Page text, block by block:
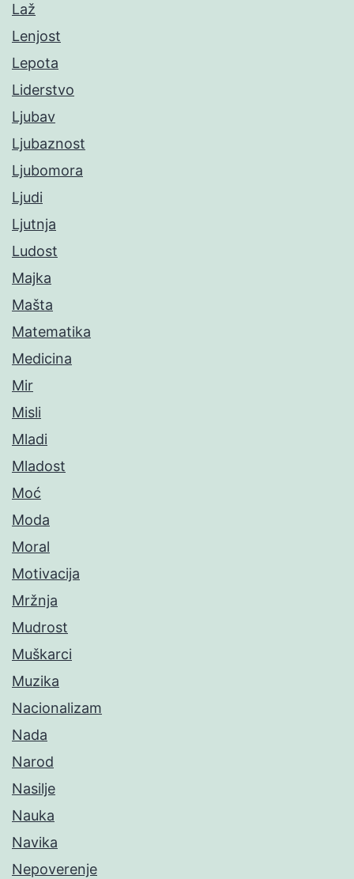
Laž
Lenjost
Lepota
Liderstvo
Ljubav
Ljubaznost
Ljubomora
Ljudi
Ljutnja
Ludost
Majka
Mašta
Matematika
Medicina
Mir
Misli
Mladi
Mladost
Moć
Moda
Moral
Motivacija
Mržnja
Mudrost
Muškarci
Muzika
Nacionalizam
Nada
Narod
Nasilje
Nauka
Navika
Nepoverenje